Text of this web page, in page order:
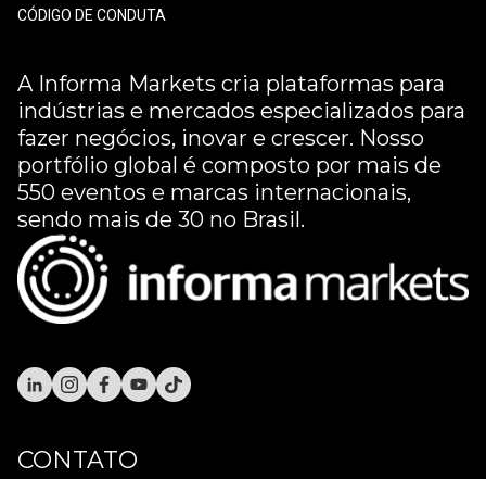
CÓDIGO DE CONDUTA
A Informa Markets cria plataformas para
indústrias e mercados especializados para
fazer negócios, inovar e crescer. Nosso
portfólio global é composto por mais de
550 eventos e marcas internacionais,
sendo mais de 30 no Brasil.
CONTATO